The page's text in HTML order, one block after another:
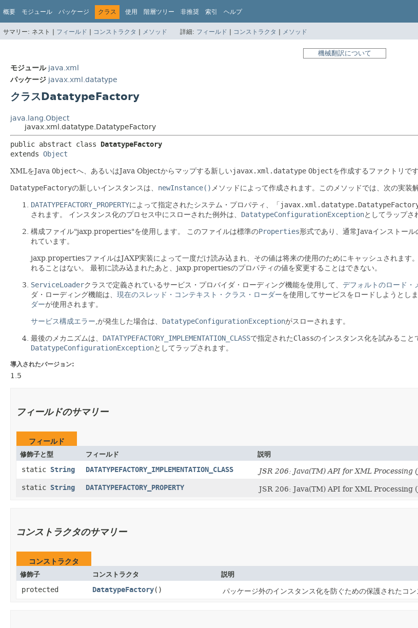
概要 モジュール パッケージ クラス 使用 階層ツリー 非推奨 索引 ヘルプ
サマリー: ネスト | フィールド | コンストラクタ | メソッド 詳細: フィールド | コンストラクタ | メソッド
機械翻訳について
モジュール java.xml
パッケージ javax.xml.datatype
クラスDatatypeFactory
java.lang.Object
javax.xml.datatype.DatatypeFactory
public abstract class DatatypeFactory
extends Object
XMLをJava Objectへ、あるいはJava Objectからマップする新しいjavax.xml.datatype Objectを作成するファクトリです
DatatypeFactoryの新しいインスタンスは、 newInstance() メソッドによって作成されます。このメソッドでは、次の実装
DATATYPEFACTORY_PROPERTYによって指定されたシステム・プロパティ、「
されます。
インスタンス化のプロセス中にスローされた例外は、 DatatypeConfigurationExceptionとしてラップさ
構成ファイル"jaxp.properties"を使用します。 このファイルは標準のProperties形式であり、通常Javaインストール
れています。
jaxp.propertiesファイルはJAXP実装によって一度だけ読み込まれ、その値は将来の使用のためにキャッシュされます。
れることはない。
最初に読み込まれたあと、jaxp.propertiesのプロパティの値を変更することはできない。
ServiceLoaderクラスで定義されているサービス・プロバイダ・ローディング機能を使用して、 デフォルトのロード・
ダ・ローディング機能は、 現在のスレッド・コンテキスト・クラス・ローダーを使用してサービスをロードしようとしま
ダーが使用されます。
サービス構成エラー ,が発生した場合は、 DatatypeConfigurationExceptionがスローされます。
最後のメカニズムは、 DATATYPEFACTORY_IMPLEMENTATION_CLASSで指定されたClassのインスタンス化を試みること
DatatypeConfigurationExceptionとしてラップされます。
導入されたバージョン:
1.5
フィールドのサマリー
フィールド
修飾子と型 フィールド 説明
static String DATATYPEFACTORY_IMPLEMENTATION_CLASS JSR 206: Java(TM) API for XML Processing
static String DATATYPEFACTORY_PROPERTY JSR 206: Java(TM) API for XML Processing
コンストラクタのサマリー
コンストラクタ
修飾子 コンストラクタ 説明
protected DatatypeFactory() パッケージ外のインスタンス化を防ぐための保護されたコン